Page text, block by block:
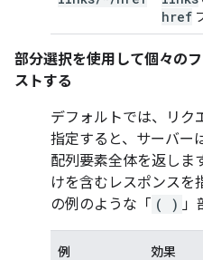
href
部分選択を使用して個々の
ストする
デフォルトでは、リク
指定すると、サーバー
配列要素全体を返しま
けを含むレスポンスを
の例のような「 ( ) 」
例 効果